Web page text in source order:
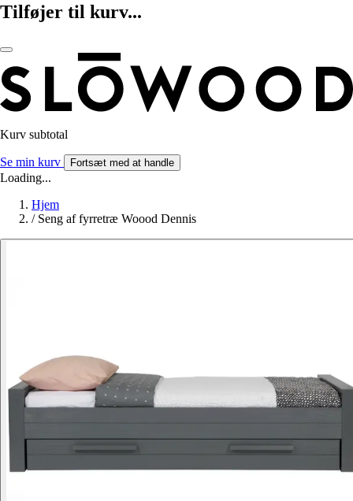
Tilføjer til kurv...
Kurv subtotal
Se min kurv Fortsæt med at handle
Loading...
Hjem
/ Seng af fyrretræ Woood Dennis